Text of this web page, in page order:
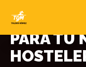
LOS
PARA TU